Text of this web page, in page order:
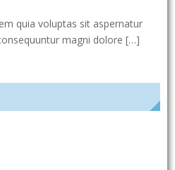
quia voluptas sit aspernatur
magni dolore […]